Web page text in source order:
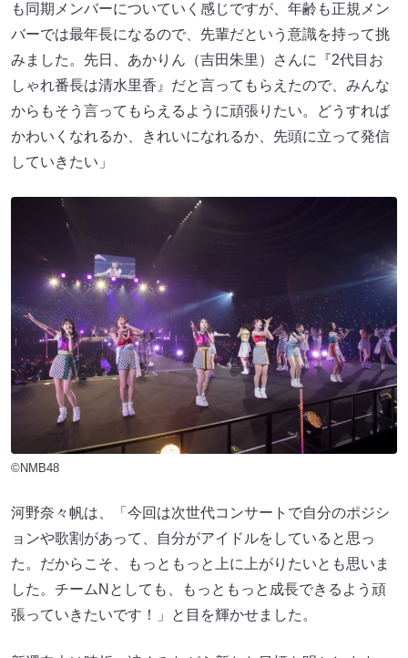
も同期メンバーについていく感じですが、年齢も正規メン
バーでは最年長になるので、先輩だという意識を持って挑
みました。先日、あかりん（吉田朱里）さんに『2代目お
しゃれ番長は清水里香』だと言ってもらえたので、みんな
からもそう言ってもらえるように頑張りたい。どうすれば
かわいくなれるか、きれいになれるか、先頭に立って発信
していきたい」
©NMB48
河野奈々帆は、「今回は次世代コンサートで自分のポジシ
ョンや歌割があって、自分がアイドルをしていると思っ
た。だからこそ、もっともっと上に上がりたいとも思いま
した。チームNとしても、もっともっと成長できるよう頑
張っていきたいです！」と目を輝かせました。